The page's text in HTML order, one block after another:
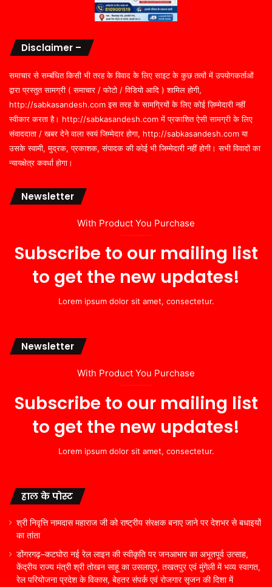
Disclaimer –
समाचार से सम्बंधित किसी भी तरह के विवाद के लिए साइट के कुछ तत्वों में उपयोगकर्ताओं
द्वारा प्रस्तुत सामग्री ( समाचार / फोटो / विडियो आदि ) शामिल होगी,
http://sabkasandesh.com इस तरह के सामग्रियों के लिए कोई ज़िम्मेदारी नहीं
स्वीकार करता है। http://sabkasandesh.com में प्रकाशित ऐसी सामग्री के लिए
संवाददाता / खबर देने वाला स्वयं जिम्मेदार होगा, http://sabkasandesh.com या
उसके स्वामी, मुद्रक, प्रकाशक, संपादक की कोई भी जिम्मेदारी नहीं होगी। सभी विवादों का
न्यायक्षेत्र कवर्धा होगा।
Newsletter
With Product You Purchase
Subscribe to our mailing list
to get the new updates!
Lorem ipsum dolor sit amet, consectetur.
Newsletter
With Product You Purchase
Subscribe to our mailing list
to get the new updates!
Lorem ipsum dolor sit amet, consectetur.
हाल के पोस्ट
श्री निवृत्ति नामदास महाराज जी को राष्ट्रीय संरक्षक बनाए जाने पर देशभर से बधाइयों
का तांता
डोंगरगढ़–कटघोरा नई रेल लाइन की स्वीकृति पर जनआभार का अभूतपूर्व उत्साह,
केंद्रीय राज्य मंत्री श्री तोखन साहू का उसलापुर, तखतपुर एवं मुंगेली में भव्य स्वागत,
रेल परियोजना प्रदेश के विकास, बेहतर संपर्क एवं रोजगार सृजन की दिशा में